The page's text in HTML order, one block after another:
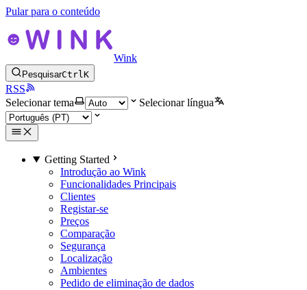
Pular para o conteúdo
Wink
PesquisarCtrlK
RSS
Selecionar tema
Selecionar língua
Getting Started
Introdução ao Wink
Funcionalidades Principais
Clientes
Registar-se
Preços
Comparação
Segurança
Localização
Ambientes
Pedido de eliminação de dados